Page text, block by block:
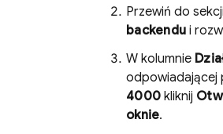
Przewiń do sekcji
backendu i
W kolumnie
odpowiadającej
4000 kliknij
oknie.